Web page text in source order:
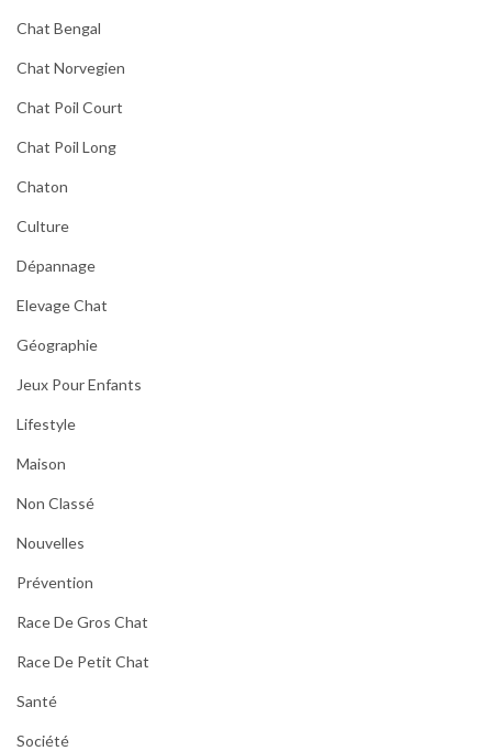
Chat Bengal
Chat Norvegien
Chat Poil Court
Chat Poil Long
Chaton
Culture
Dépannage
Elevage Chat
Géographie
Jeux Pour Enfants
Lifestyle
Maison
Non Classé
Nouvelles
Prévention
Race De Gros Chat
Race De Petit Chat
Santé
Société